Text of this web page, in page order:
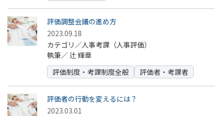
評価調整会議の進め方
2023.09.18
カテゴリ／人事考課（人事評価）
執筆／ 辻 輝章
評価制度・考課制度全般
評価者・考課者
評価者の行動を変えるには？
2023.03.01